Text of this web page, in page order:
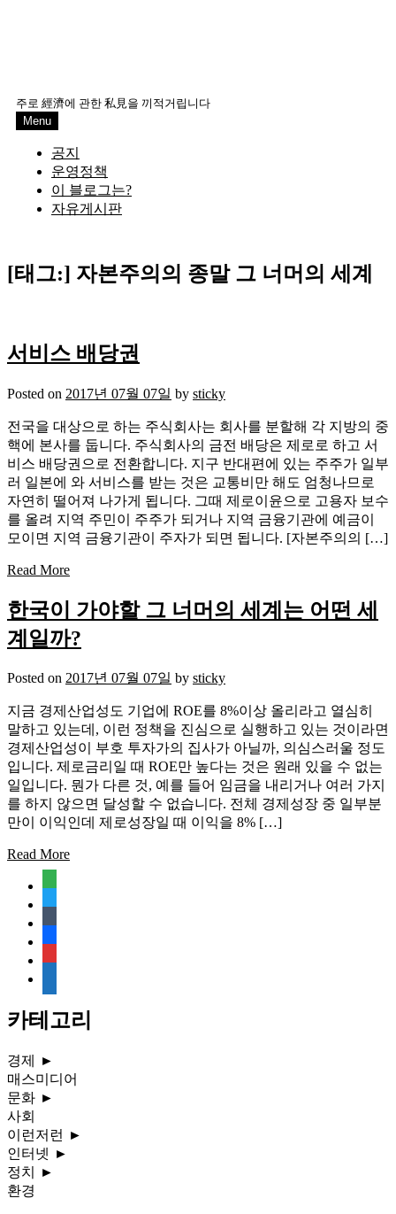
주로 經濟에 관한 私見을 끼적거립니다
Menu
공지
운영정책
이 블로그는?
자유게시판
[태그:] 자본주의의 종말 그 너머의 세계
서비스 배당권
Posted on 2017년 07월 07일 by sticky
전국을 대상으로 하는 주식회사는 회사를 분할해 각 지방의 중
핵에 본사를 둡니다. 주식회사의 금전 배당은 제로로 하고 서
비스 배당권으로 전환합니다. 지구 반대편에 있는 주주가 일부
러 일본에 와 서비스를 받는 것은 교통비만 해도 엄청나므로
자연히 떨어져 나가게 됩니다. 그때 제로이윤으로 고용자 보수
를 올려 지역 주민이 주주가 되거나 지역 금융기관에 예금이
모이면 지역 금융기관이 주자가 되면 됩니다. [자본주의의 […]
Read More
한국이 가야할 그 너머의 세계는 어떤 세
계일까?
Posted on 2017년 07월 07일 by sticky
지금 경제산업성도 기업에 ROE를 8%이상 올리라고 열심히
말하고 있는데, 이런 정책을 진심으로 실행하고 있는 것이라면
경제산업성이 부호 투자가의 집사가 아닐까, 의심스러울 정도
입니다. 제로금리일 때 ROE만 높다는 것은 원래 있을 수 없는
일입니다. 뭔가 다른 것, 예를 들어 임금을 내리거나 여러 가지
를 하지 않으면 달성할 수 없습니다. 전체 경제성장 중 일부분
만이 이익인데 제로성장일 때 이익을 8% […]
Read More
document
카테고리
경제
►
매스미디어
문화 ►
사회
이런저런
►
인터넷 ►
정치
►
환경